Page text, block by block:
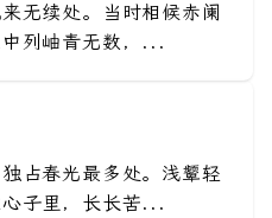
无续处。当时相候赤阑
列岫青无数，...
占春光最多处。浅颦轻
子里，长长苦...